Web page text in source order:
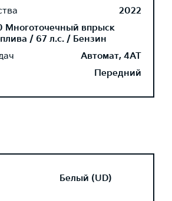
2022
Многоточечный впрыск
/ 67 л.с. / Бензин
Автомат, 4AT
Передний
Белый (UD)